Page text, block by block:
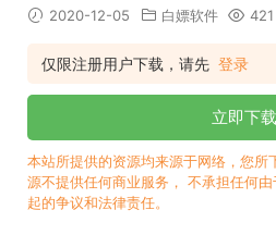
2020-12-05 白嫖软件 421
仅限注册用户下载，请先 登录
立即下载
本站所提供的资源均来源于网络，您所
源不提供任何商业服务， 不承担任何
起的争议和法律责任。